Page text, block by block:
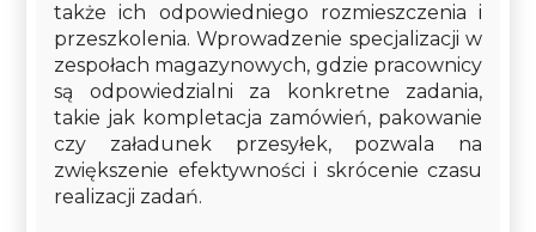
także ich odpowiedniego rozmieszczenia i
przeszkolenia. Wprowadzenie specjalizacji w
zespołach magazynowych, gdzie pracownicy
są odpowiedzialni za konkretne zadania,
takie jak kompletacja zamówień, pakowanie
czy załadunek przesyłek, pozwala na
zwiększenie efektywności i skrócenie czasu
realizacji zadań.